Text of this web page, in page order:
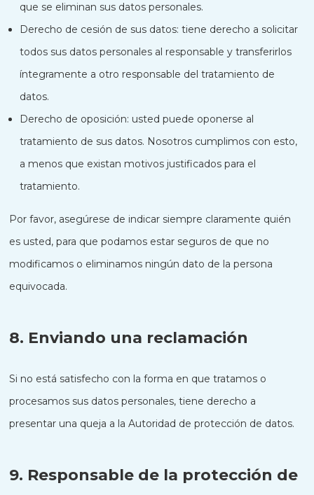
que se eliminan sus datos personales.
Derecho de cesión de sus datos: tiene derecho a solicitar
todos sus datos personales al responsable y transferirlos
íntegramente a otro responsable del tratamiento de
datos.
Derecho de oposición: usted puede oponerse al
tratamiento de sus datos. Nosotros cumplimos con esto,
a menos que existan motivos justificados para el
tratamiento.
Por favor, asegúrese de indicar siempre claramente quién
es usted, para que podamos estar seguros de que no
modificamos o eliminamos ningún dato de la persona
equivocada.
8. Enviando una reclamación
Si no está satisfecho con la forma en que tratamos o
procesamos sus datos personales, tiene derecho a
presentar una queja a la Autoridad de protección de datos.
9. Responsable de la protección de